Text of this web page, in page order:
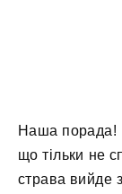
Наша порада!
що тільки не
страва вийде